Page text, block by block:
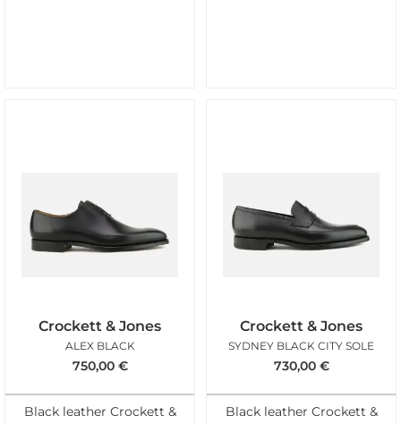
Crockett & Jones
ALEX BLACK
750,00 €
Black leather Crockett &
Crockett & Jones
SYDNEY BLACK CITY SOLE
730,00 €
Black leather Crockett &